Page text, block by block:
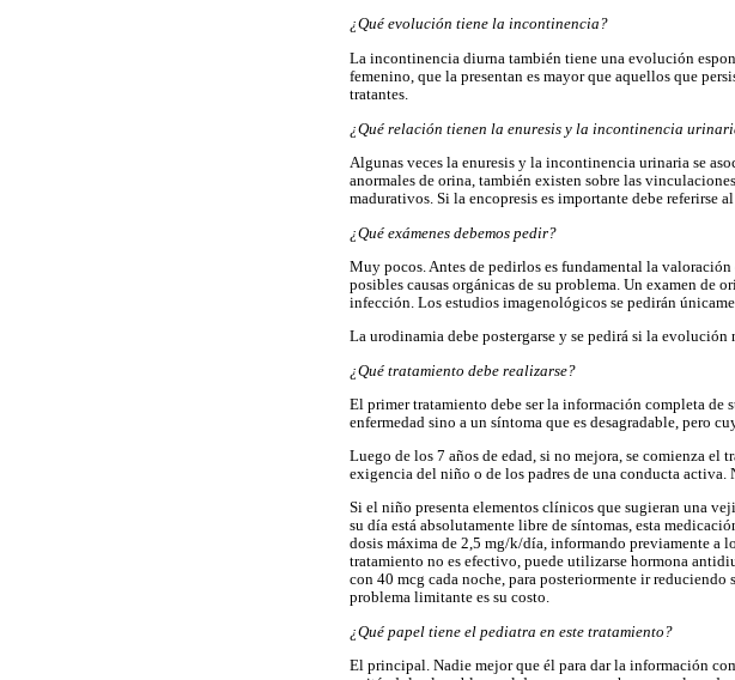
¿Qué evolución tiene la incontinencia?
La incontinencia diurna también tiene una evolución
femenino, que la presentan es mayor que aquellos que
tratantes.
¿Qué relación tienen la enuresis y la incontinencia
Algunas veces la enuresis y la incontinencia urinaria se
anormales de orina, también existen sobre las
madurativos. Si la encopresis es importante debe referirse
¿Qué exámenes debemos pedir?
Muy pocos. Antes de pedirlos es fundamental la
posibles causas orgánicas de su problema. Un examen
infección. Los estudios imagenológicos se pedirán
La urodinamia debe postergarse y se pedirá si la evolución
¿Qué tratamiento debe realizarse?
El primer tratamiento debe ser la información completa de
enfermedad sino a un síntoma que es desagradable, pero
Luego de los 7 años de edad, si no mejora, se comienza
exigencia del niño o de los padres de una conducta activa.
Si el niño presenta elementos clínicos que sugieran una
su día está absolutamente libre de síntomas, esta
dosis máxima de 2,5 mg/k/día, informando previamente a
tratamiento no es efectivo, puede utilizarse hormona
con 40 mcg cada noche, para posteriormente ir reduciendo
problema limitante es su costo.
¿Qué papel tiene el pediatra en este tratamiento?
El principal. Nadie mejor que él para dar la información